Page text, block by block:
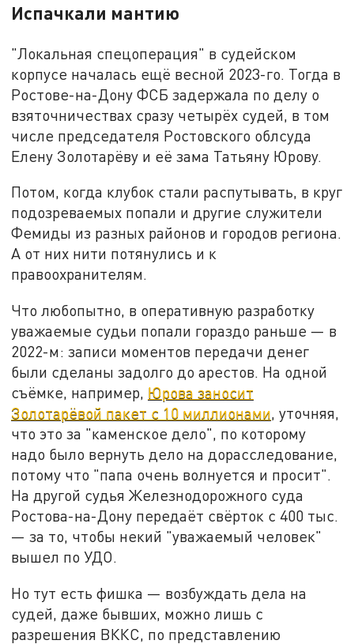
Испачкали мантию
"Локальная спецоперация" в судейском
корпусе началась ещё весной 2023-го. Тогда в
Ростове-на-Дону ФСБ задержала по делу о
взяточничествах сразу четырёх судей, в том
числе председателя Ростовского облсуда
Елену Золотарёву и её зама Татьяну Юрову.
Потом, когда клубок стали распутывать, в круг
подозреваемых попали и другие служители
Фемиды из разных районов и городов региона.
А от них нити потянулись и к
правоохранителям.
Что любопытно, в оперативную разработку
уважаемые судьи попали гораздо раньше — в
2022-м: записи моментов передачи денег
были сделаны задолго до арестов. На одной
съёмке, например, Юрова заносит
Золотарёвой пакет с 10 миллионами, уточняя,
что это за "каменское дело", по которому
надо было вернуть дело на дорасследование,
потому что "папа очень волнуется и просит".
На другой судья Железнодорожного суда
Ростова-на-Дону передаёт свёрток с 400 тыс.
— за то, чтобы некий "уважаемый человек"
вышел по УДО.
Но тут есть фишка — возбуждать дела на
судей, даже бывших, можно лишь с
разрешения ВККС, по представлению